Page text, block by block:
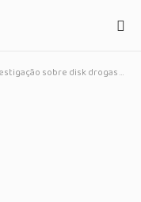
sobre disk drogas no litoral de SP